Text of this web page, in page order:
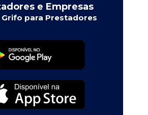
e Empresas
Grifo para Prestadores